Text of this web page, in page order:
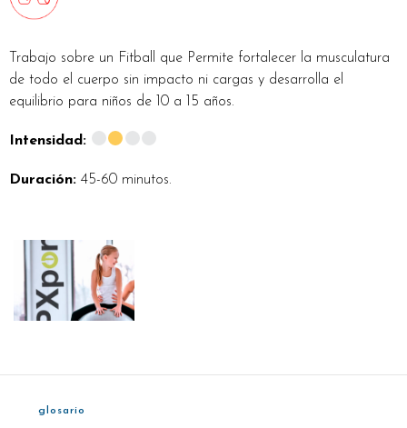
Trabajo sobre un Fitball que Permite fortalecer la musculatura
de todo el cuerpo sin impacto ni cargas y desarrolla el
equilibrio para niños de 10 a 15 años.
Intensidad:
Duración: 45-60 minutos.
glosario